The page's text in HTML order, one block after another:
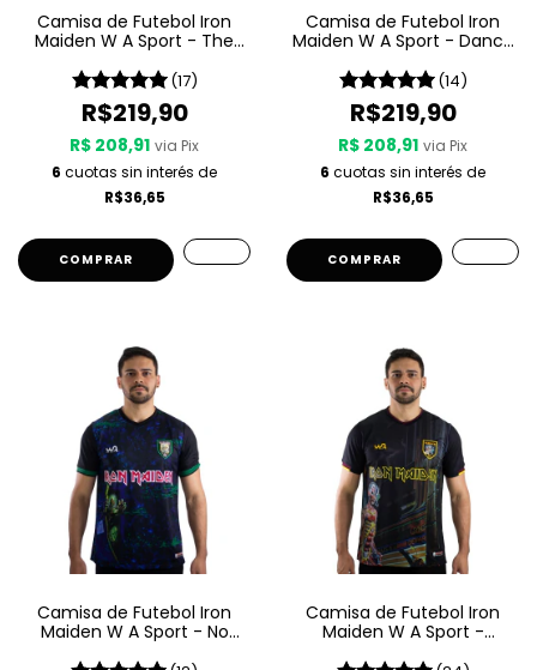
Camisa de Futebol Iron
Maiden W A Sport - The
(17)
R$219,90
R$ 208,91 via Pix
6 cuotas sin interés de
R$36,65
COMPRAR
Camisa de Futebol Iron
Maiden W A Sport - Dance
(14)
R$219,90
R$ 208,91 via Pix
6 cuotas sin interés de
R$36,65
COMPRAR
Camisa de Futebol Iron
Maiden W A Sport - No
Camisa de Futebol Iron
Maiden W A Sport -